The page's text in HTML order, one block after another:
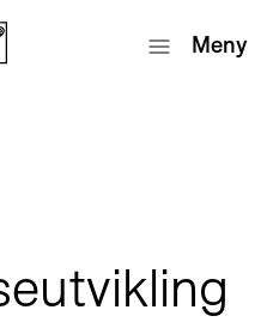
Meny